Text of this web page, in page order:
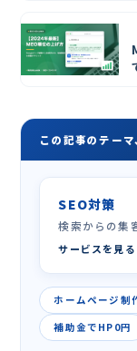
この記事のテーマ
SEO対策
検索からの集
サービスを見
ホームページ制
補助金でHP0円